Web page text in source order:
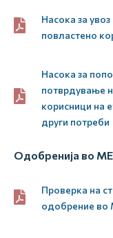
Насока за
повластено
Насока за
потврдување
корисници на
други потреби
Одобренија во
Проверка на
одобрение